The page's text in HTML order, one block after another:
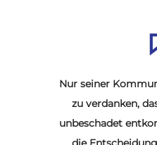
Nur seiner
zu verdanken,
unbeschadet